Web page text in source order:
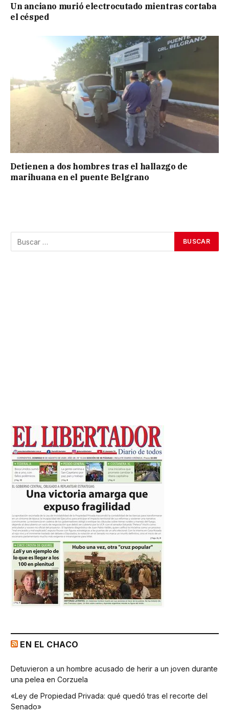
Un anciano murió electrocutado mientras cortaba
el césped
Detienen a dos hombres tras el hallazgo de
marihuana en el puente Belgrano
EN EL CHACO
Detuvieron a un hombre acusado de herir a un joven durante
una pelea en Corzuela
«Ley de Propiedad Privada: qué quedó tras el recorte del
Senado»